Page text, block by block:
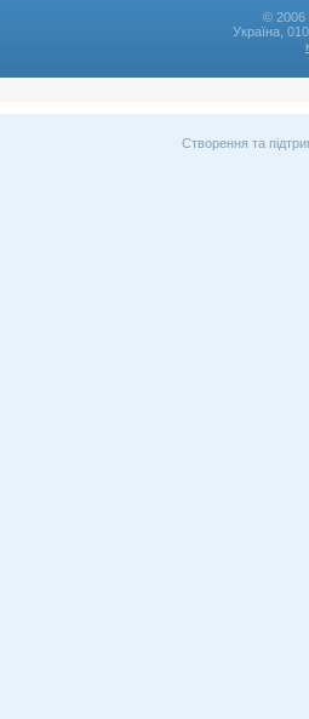
© 2006
Україна,
Створення та